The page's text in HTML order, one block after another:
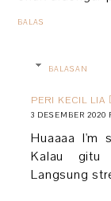
BALAS
BALASAN
PERI KECIL LIA
3 DESEMBER 2020
Huaaaa
Kalau gitu
Langsung